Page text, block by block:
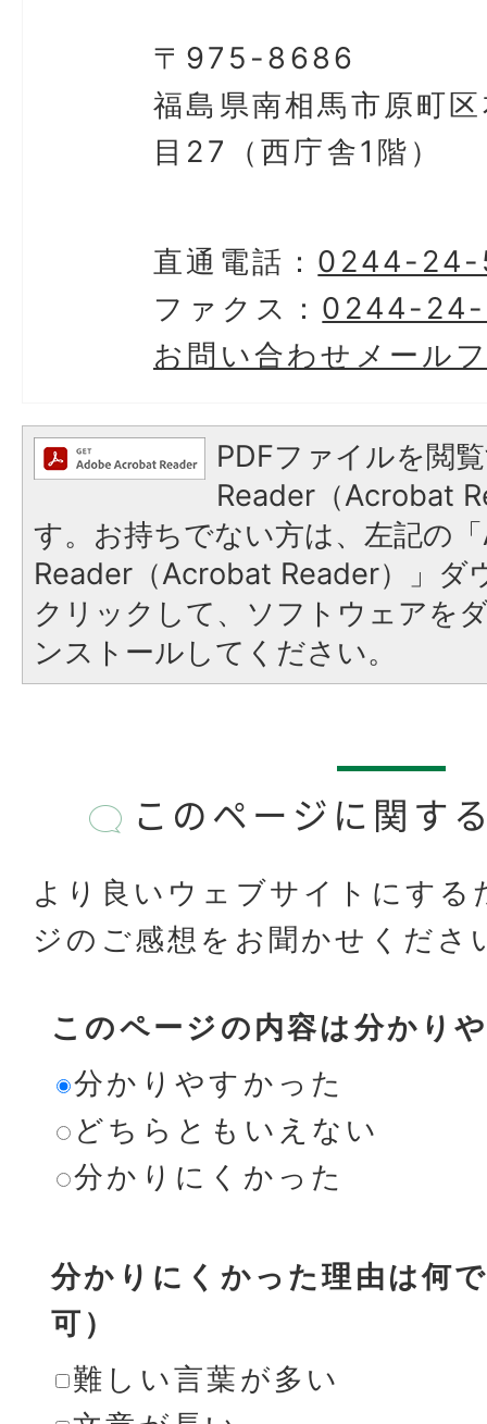
〒975-8686
福島県南相馬市原町
目27（西庁舎1階）
直通電話： 0244-24-
ファクス： 0244-
お問い合わせメール
PDFファイルを閲
Reader（Acrobat
す。お持ちでない方は、左記の
Reader（Acrobat Reader）」ダ
クリックして、ソフトウェアを
ンストールしてください。
このページに関す
より良いウェブサイトにする
ジのご感想をお聞かせくださ
このページの内容は分かり
分かりやすかった
どちらともいえない
分かりにくかった
分かりにくかった理由は何
可）
難しい言葉が多い